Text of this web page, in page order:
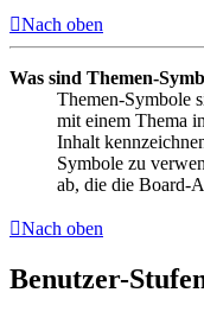
Nach oben
Was sind Themen-
Themen-Symbole
mit einem Thema
Inhalt
Symbole zu
ab, die die Board-
Nach oben
Benutzer-